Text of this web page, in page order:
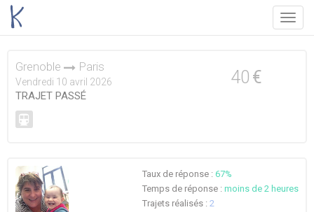
Menu
Grenoble Paris
Vendredi 10 avril 2026
TRAJET PASSÉ
40 €
Taux de réponse : 67%
Temps de réponse : moins de 2 heures
Trajets réalisés : 2